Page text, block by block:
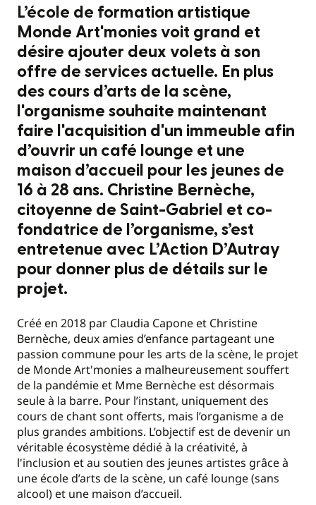
L’école de formation artistique
Monde Art'monies voit grand et
désire ajouter deux volets à son
offre de services actuelle. En plus
des cours d’arts de la scène,
l'organisme souhaite maintenant
faire l'acquisition d'un immeuble afin
d’ouvrir un café lounge et une
maison d’accueil pour les jeunes de
16 à 28 ans. Christine Bernèche,
citoyenne de Saint-Gabriel et co-
fondatrice de l’organisme, s’est
entretenue avec L’Action D’Autray
pour donner plus de détails sur le
projet.
Créé en 2018 par Claudia Capone et Christine
Bernèche, deux amies d’enfance partageant une
passion commune pour les arts de la scène, le projet
de Monde Art'monies a malheureusement souffert
de la pandémie et Mme Bernèche est désormais
seule à la barre. Pour l’instant, uniquement des
cours de chant sont offerts, mais l’organisme a de
plus grandes ambitions. L’objectif est de devenir un
véritable écosystème dédié à la créativité, à
l'inclusion et au soutien des jeunes artistes grâce à
une école d’arts de la scène, un café lounge (sans
alcool) et une maison d’accueil.